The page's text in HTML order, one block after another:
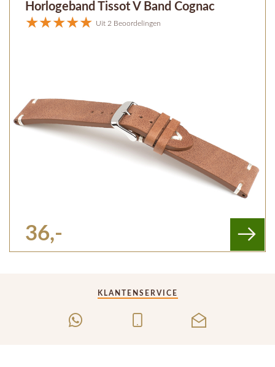
Horlogeband Tissot V Band Cognac
Uit 2 Beoordelingen
36,-
KLANTENSERVICE